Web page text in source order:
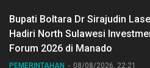
Bupati Boltara Dr Sirajudin
Hadiri North Sulawesi
Forum 2026 di Manado
PEMERINTAHAN 08/08/2026, 22:21